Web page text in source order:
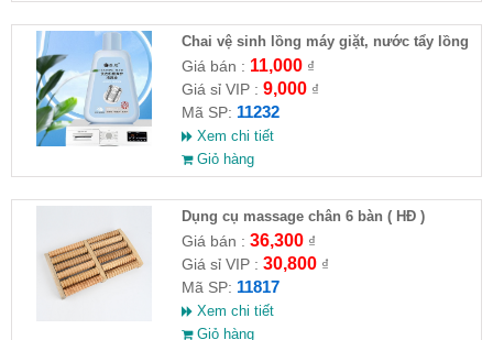
Chai vệ sinh lồng máy giặt, nước tẩy lồng
máy giặt CLEANING FLUID
Giá bán : 11,000₫
Giá sỉ VIP : 9,000₫
Mã SP: 11232
Xem chi tiết
Giỏ hàng
Dụng cụ massage chân 6 bàn ( HĐ )
Giá bán : 36,300₫
Giá sỉ VIP : 30,800₫
Mã SP: 11817
Xem chi tiết
Giỏ hàng